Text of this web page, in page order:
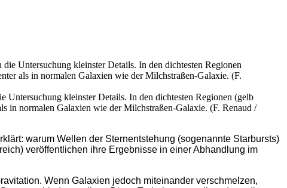
kleinster Details. In den dichtesten Regionen (gelb
in normalen Galaxien wie der Milchstraßen-Galaxie. (F. Renaud /
warum Wellen der Sternentstehung (sogenannte Starbursts)
veröffentlichen ihre Ergebnisse in einer Abhandlung im
Wenn Galaxien jedoch miteinander verschmelzen,